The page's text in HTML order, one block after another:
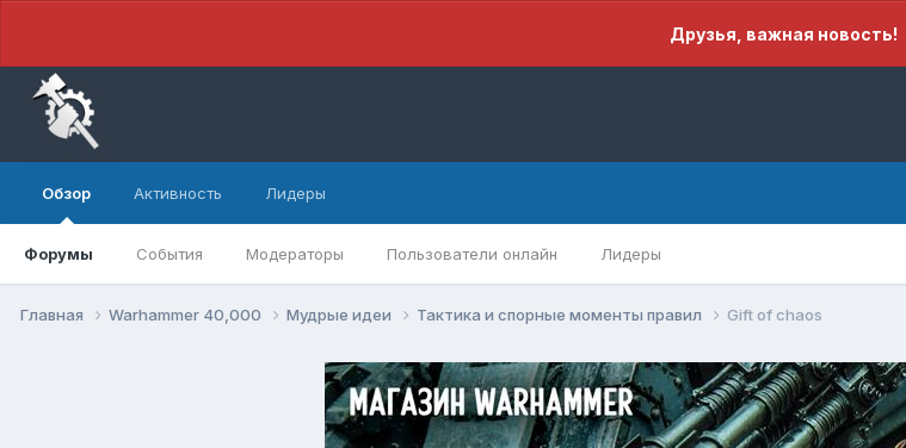
Друзья, важная новость!
Обзор
Форумы События Модераторы Пользователи онлайн Лидеры
Активность Лидеры
Главная Warhammer 40,000 Мудрые идеи Тактика и спорные моменты правил Gift of chaos